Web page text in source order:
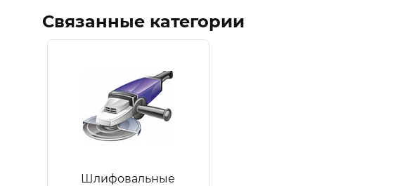
Связанные категории
Шлифовальные